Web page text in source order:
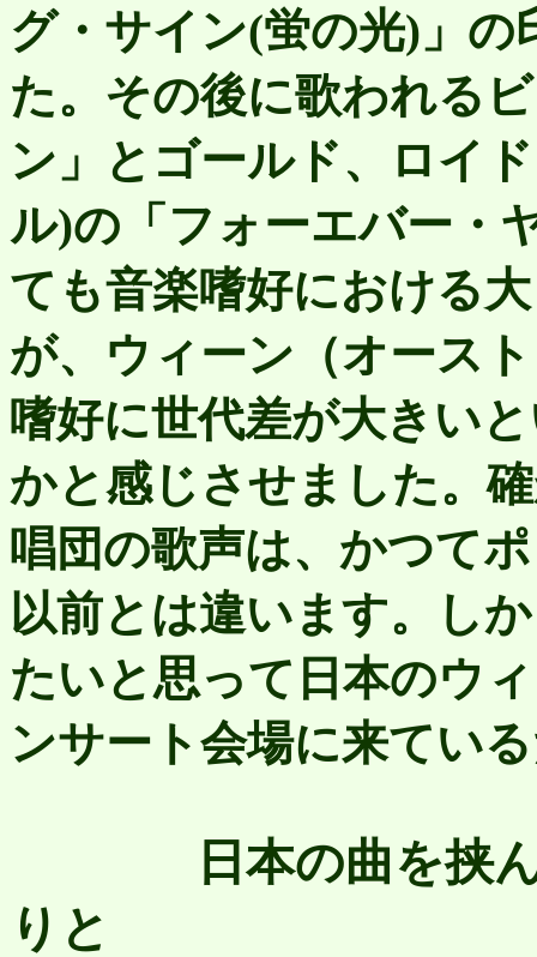
グ・サイン(蛍の光)」
た。その後に歌われる
ン」とゴールド、ロイ
ル)の「フォーエバー・
ても音楽嗜好における
が、ウィーン（オース
嗜好に世代差が大きい
かと感じさせました。
唱団の歌声は、かつて
以前とは違います。し
たいと思って日本のウ
ンサート会場に来てい
日本の曲を挟
りと